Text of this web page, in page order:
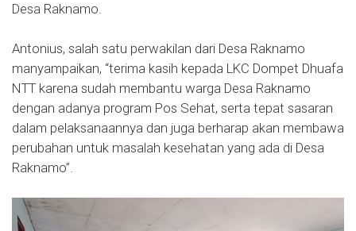
Desa Raknamo.
Antonius, salah satu perwakilan dari Desa Raknamo
manyampaikan, “terima kasih kepada LKC Dompet Dhuafa
NTT karena sudah membantu warga Desa Raknamo
dengan adanya program Pos Sehat, serta tepat sasaran
dalam pelaksanaannya dan juga berharap akan membawa
perubahan untuk masalah kesehatan yang ada di Desa
Raknamo”.